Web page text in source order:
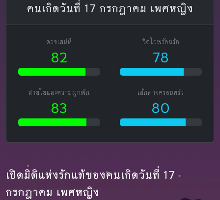
คนเกิดวันที่ 17 กรกฎาคม เพศหญิง
ดวงเสน่ห์
82
จิตใจพร้อมรัก
78
สายใยและความผูกพัน
83
เส้นทางครอบครัว
80
เปิดมิติแห่งรักแท้ของคนเกิดวันที่ 17
กรกฎาคม เพศหญิง